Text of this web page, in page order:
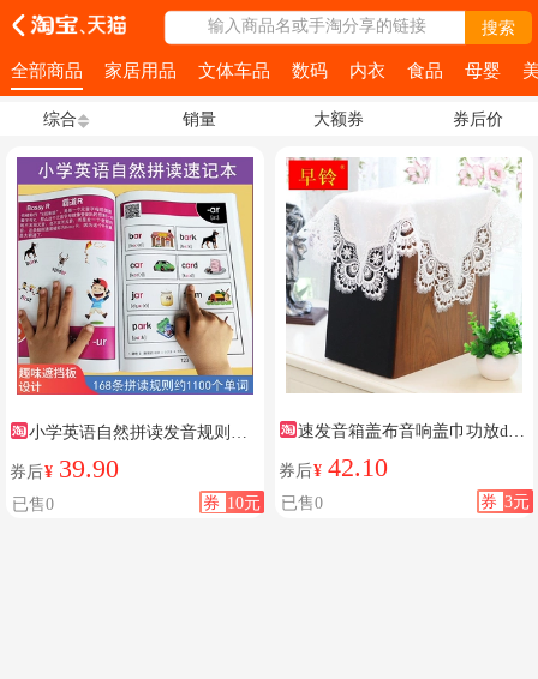
输入商品名或手淘分享的链接 搜索
全部商品 家居用品 文体车品 数码 内衣 食品 母婴
综合 销量 大额券 券后价
小学英语自然拼读发音规则常
见速记本记忆本phonics186英语规
券后¥ 39.90
券 10元
已售0
速发音箱盖布音响盖巾功放dvd
功放桌桌布茶几台布通用家电防
券后¥ 42.10
券 3元
已售0